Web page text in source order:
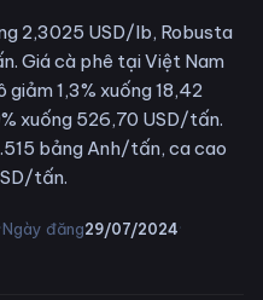
2,3025 USD/lb, Robusta
Giá cà phê tại Việt Nam
1,3% xuống 18,42
xuống 526,70 USD/tấn.
bảng Anh/tấn, ca cao
tấn.
·Ngày đăng29/07/2024·